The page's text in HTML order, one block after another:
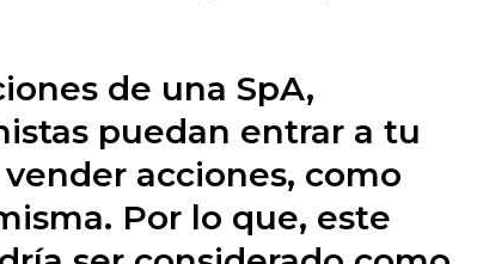
de una SpA,
puedan entrar a tu
acciones, como
Por lo que, este